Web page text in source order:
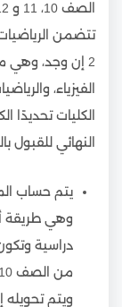
تتضمن الرياضيات
2 إن وجد، وهي
الفيزياء،
الكليات
النهائي للقبول
ويتم